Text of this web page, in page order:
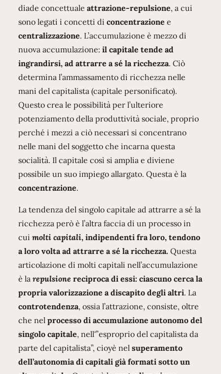
diade concettualeattrazione-repulsione, a cui
sono legati i concetti diconcentrazione e
centralizzazione. L’accumulazione è mezzo di
nuova accumulazione:il capitale tende ad
ingrandirsi, ad attrarre a sé la ricchezza. Ciò
determina l’ammassamento di ricchezza nelle
mani del capitalista (capitale personificato).
Questo crea le possibilità per l’ulteriore
potenziamento della produttività sociale, proprio
perché i mezzi a ciò necessari si concentrano
nelle mani del soggetto che incarna questa
socialità. Il capitale così si amplia e diviene
possibile un suo impiego allargato. Questa è la
concentrazione.
La tendenza del singolo capitale ad attrarre a sé la
ricchezza però è l’altra faccia di un processo in
cuimolti capitali, indipendenti fra loro, tendono
a loro volta ad attrarre a sé la ricchezza. Questa
articolazione di molti capitali nell’accumulazione
è larepulsione reciproca di essi: ciascuno cerca la
propria valorizzazione a discapito degli altri. La
controtendenza, ossia l’attrazione, consiste, oltre
che nelprocesso di accumulazione autonomo del
singolo capitale, nell'”esproprio del capitalista da
parte del capitalista”, cioyè nelsuperamento
dell’autonomia di capitali già formati sotto un